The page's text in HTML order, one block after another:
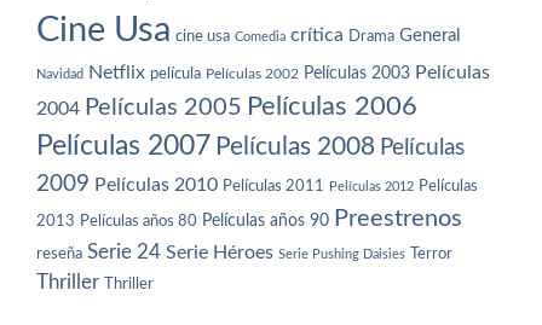
Cine Usa cine usa Comedia crítica Drama General
Navidad Netflix película Películas 2002 Películas 2003 Películas
2004 Películas 2005 Películas 2006
Películas 2007 Películas 2008 Películas
2009 Películas 2010 Películas 2011 Películas 2012 Películas
2013 Películas años 80 Películas años 90 Preestrenos
reseña Serie 24 Serie Héroes Serie Pushing Daisies Terror
Thriller Thriller